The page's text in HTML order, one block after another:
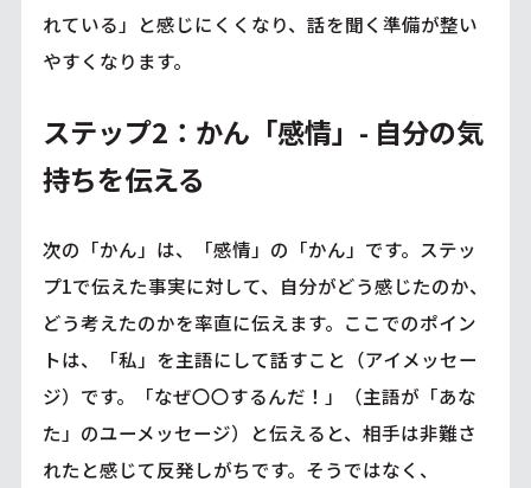
れている」と感じにくくなり、話を聞く準備が整い
やすくなります。
ステップ2：かん「感情」- 自分の気
持ちを伝える
次の「かん」は、「感情」の「かん」です。ステッ
プ1で伝えた事実に対して、自分がどう感じたのか、
どう考えたのかを率直に伝えます。ここでのポイン
トは、「私」を主語にして話すこと（アイメッセー
ジ）です。「なぜ〇〇するんだ！」（主語が「あな
た」のユーメッセージ）と伝えると、相手は非難さ
れたと感じて反発しがちです。そうではなく、